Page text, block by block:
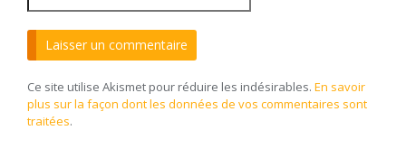
Ce site utilise Akismet pour réduire les indésirables. En savoir
plus sur la façon dont les données de vos commentaires sont
traitées.